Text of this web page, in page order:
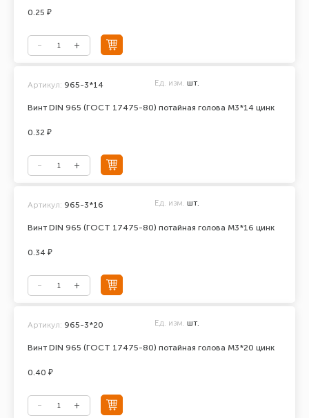
0.25 ₽
Винт DIN 965 (ГОСТ 17475-80) потайная голова М3*14 цинк
Артикул: 965-3*14 Ед. изм. шт.
0.32 ₽
Винт DIN 965 (ГОСТ 17475-80) потайная голова М3*16 цинк
Артикул: 965-3*16 Ед. изм. шт.
0.34 ₽
Винт DIN 965 (ГОСТ 17475-80) потайная голова М3*20 цинк
Артикул: 965-3*20 Ед. изм. шт.
0.40 ₽